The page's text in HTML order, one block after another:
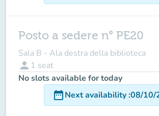
Posto a sedere n° PE20
Sala B - Ala destra della biblioteca
person 1 seat
No slots available for today
date_rangeNext availability:08/10/